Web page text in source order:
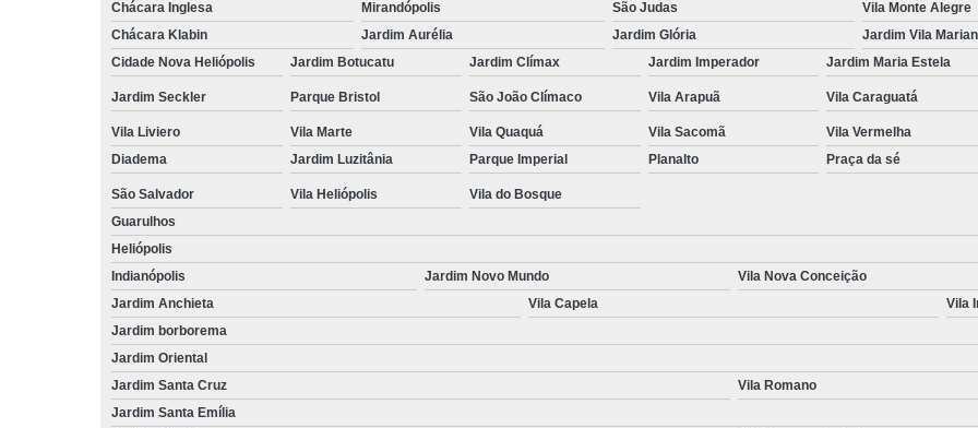
Simulador de Carro na Auto Escola
Simulador de Direção Cfc
Simulador de
Chácara Inglesa
Mirandópolis São Judas Vila Monte Alegre
Chácara Klabin
Jardim Aurélia Jardim Glória Jardim Vila
Cidade Nova Heliópolis
Jardim Botucatu Jardim Clímax Jardim Imperador Jardim Maria Estela
Jardim Seckler Parque Bristol São João Clímaco Vila Arapuã Vila Caraguatá
Vila Liviero Vila Marte Vila Quaquá Vila Sacomã Vila Vermelha
Diadema
Jardim Luzitânia Parque Imperial Planalto Praça da sé
São Salvador Vila Heliópolis
Vila do Bosque
Guarulhos
Heliópolis
Indianópolis
Jardim Novo Mundo Vila Nova Conceição
Jardim Anchieta
Vila Capela
Vila
Jardim borborema
Jardim Oriental
Jardim Santa Cruz
Vila Romano
Jardim Santa Emília